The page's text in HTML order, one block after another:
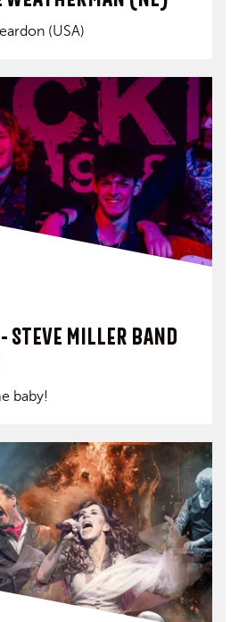
(USA)
STEVE MILLER BAND
baby!